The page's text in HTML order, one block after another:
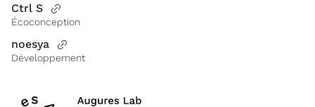
Ctrl S
Écoconception
noesya
Développement